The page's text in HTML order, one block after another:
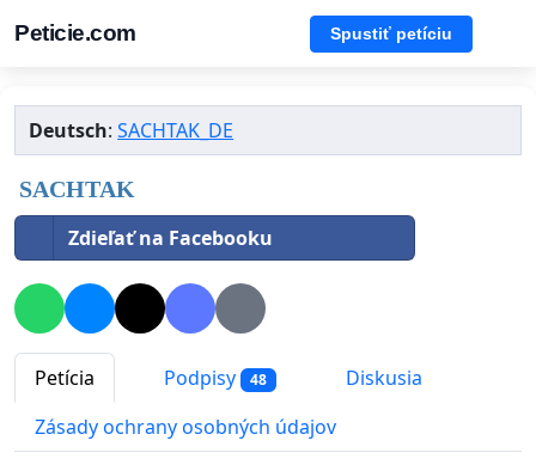
Peticie.com Spustiť petíciu
Deutsch:SACHTAK_DE
SACHTAK
Zdieľať na Facebooku
Petícia Podpisy 48
Diskusia
Zásady ochrany osobných údajov